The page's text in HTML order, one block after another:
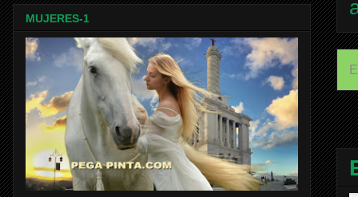
MUJERES-1